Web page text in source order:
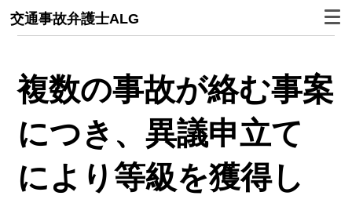
交通事故弁護士ALG
複数の事故が絡む事案
につき、異議申立て
により等級を獲得し